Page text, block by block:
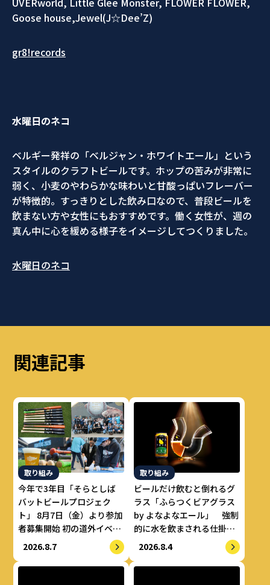
Goose house,Jewel(J☆Dee’Z)
gr8!records
水曜日のネコ
ベルギー発祥の「ベルジャン・ホワイトエール」という
スタイルのクラフトビールです。ホップの苦みが非常に
弱く、小麦のやわらかな味わいと甘酸っぱいフレーバー
が特徴的。すっきりとした飲み口なので、普段ビールを
飲まない方や女性にもおすすめです。働く女性が、週の
真ん中に心を緩める様子をイメージしてつくりました。
水曜日のネコ
関連記事
取り組み
今年で3年目「そらとしば
バットビールプロジェク
ト」 8月7日（金）より参加
者募集開始 初の道外イベン
トも開催！
2026.8.7
取り組み
ビールだけ飲むと倒れるグ
ラス「ふらつくビアグラス
by よなよなエール」 強制
的に水を飲まされる仕掛け
で適正飲酒を実現
2026.8.4